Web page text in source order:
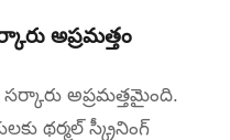
అప్రమత్తం
అప్రమత్తమైంది.
థర్మల్ స్క్రీనింగ్